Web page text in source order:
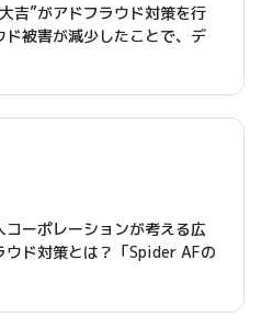
吉”がアドフラウド対策を行
ド被害が減少したことで、デ
ーポレーションが考える広
ウド対策とは？「Spider AFの